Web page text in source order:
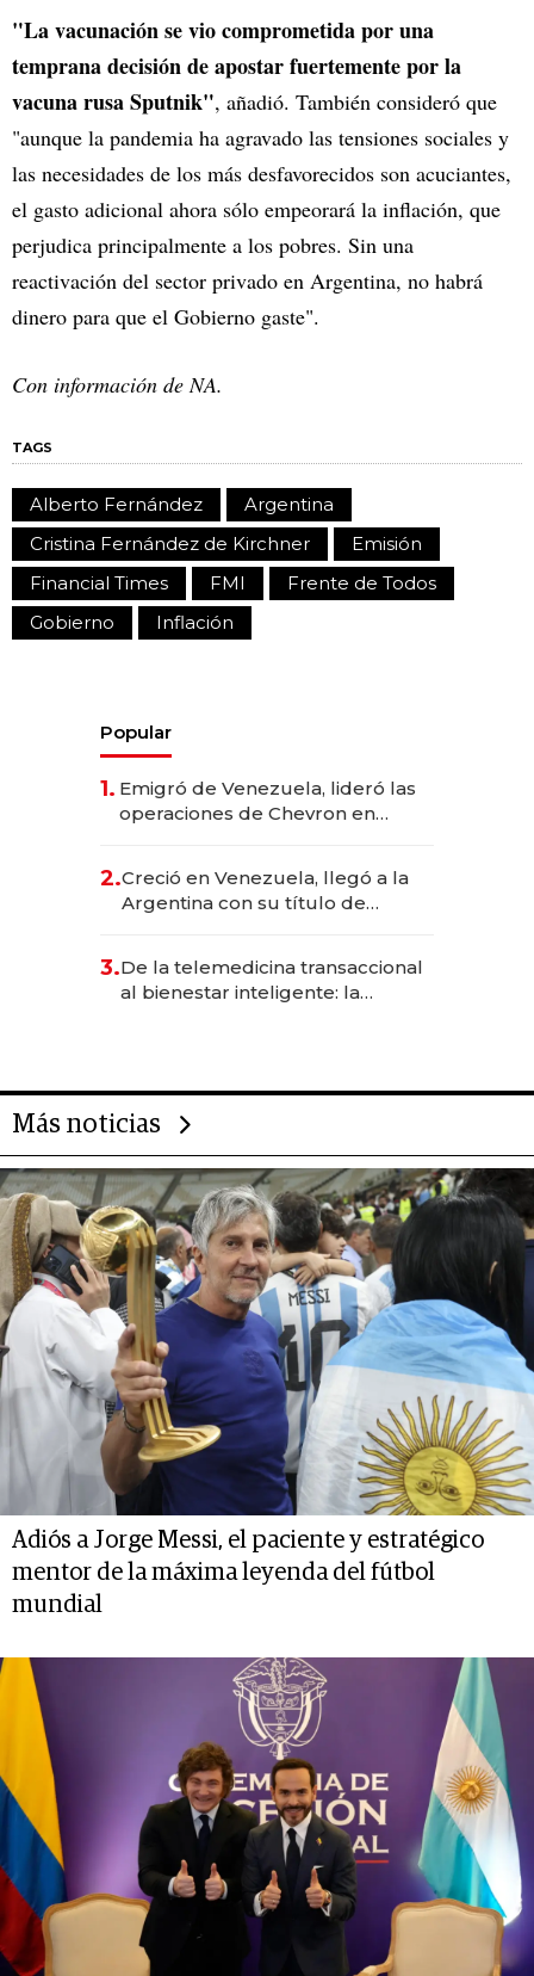
"La vacunación se vio comprometida por una
temprana decisión de apostar fuertemente por la
vacuna rusa Sputnik", añadió. También consideró que
"aunque la pandemia ha agravado las tensiones sociales y
las necesidades de los más desfavorecidos son acuciantes,
el gasto adicional ahora sólo empeorará la inflación, que
perjudica principalmente a los pobres. Sin una
reactivación del sector privado en Argentina, no habrá
dinero para que el Gobierno gaste".
Con información de NA.
TAGS
Alberto Fernández
Argentina
Cristina Fernández de Kirchner
Emisión
Financial Times
FMI
Frente de Todos
Gobierno
Inflación
Popular
1. Emigró de Venezuela, lideró las
operaciones de Chevron en
2.Creció en Venezuela, llegó a la
Argentina con su título de
las marcas "fast premium"
3.De la telemedicina transaccional
al bienestar inteligente: la
Más noticias
Adiós a Jorge Messi, el paciente y estratégico
mentor de la máxima leyenda del fútbol
mundial